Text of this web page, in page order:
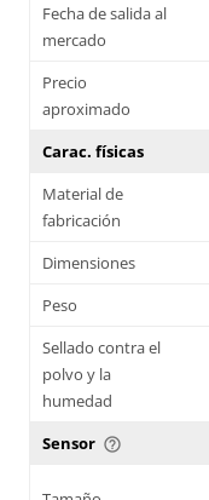
Fecha de salida al
mercado
Precio
aproximado
Carac. físicas
Material de
fabricación
Dimensiones
Peso
Sellado contra el
polvo y la
humedad
Sensor help_outline